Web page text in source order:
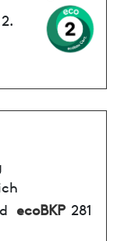
ecoBKP 281